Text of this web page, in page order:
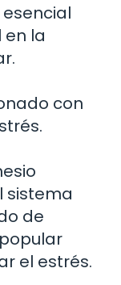
la
con
sistema
de
el estrés.